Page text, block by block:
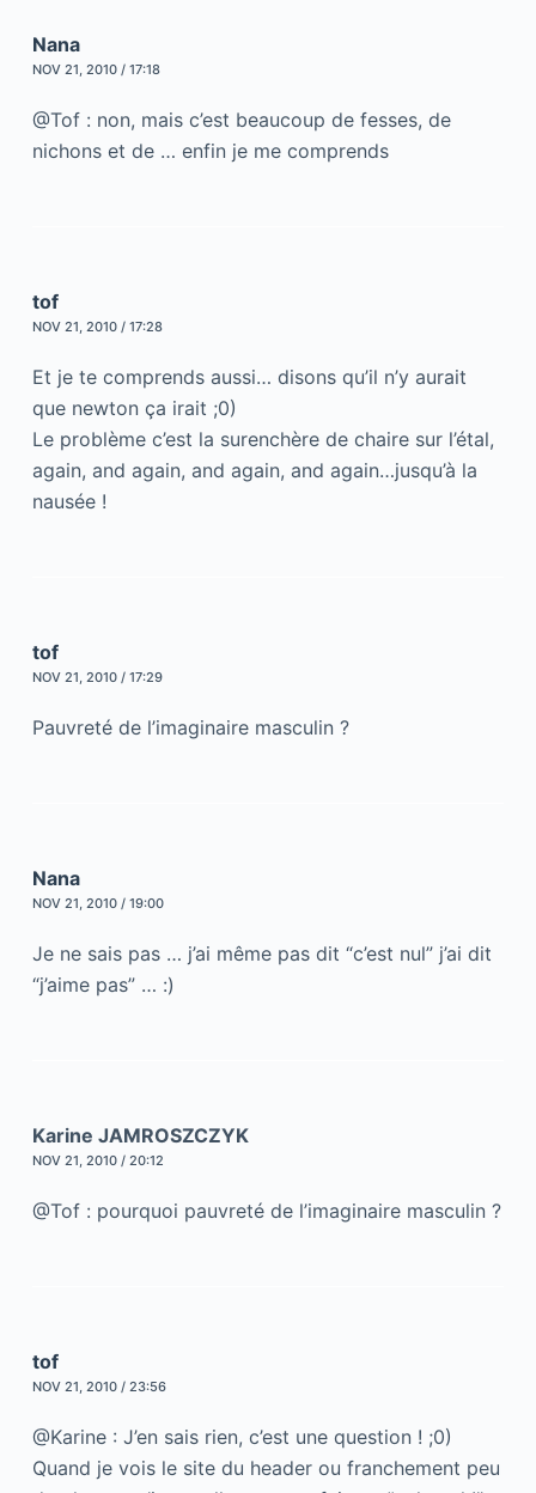
Nana
NOV 21, 2010 / 17:18
@Tof : non, mais c’est beaucoup de fesses, de
nichons et de … enfin je me comprends
tof
NOV 21, 2010 / 17:28
Et je te comprends aussi… disons qu’il n’y aurait
que newton ça irait ;0)
Le problème c’est la surenchère de chaire sur l’étal,
again, and again, and again, and again…jusqu’à la
nausée !
tof
NOV 21, 2010 / 17:29
Pauvreté de l’imaginaire masculin ?
Nana
NOV 21, 2010 / 19:00
Je ne sais pas … j’ai même pas dit “c’est nul” j’ai dit
“j’aime pas” … :)
Karine JAMROSZCZYK
NOV 21, 2010 / 20:12
@Tof : pourquoi pauvreté de l’imaginaire masculin ?
tof
NOV 21, 2010 / 23:56
@Karine : J’en sais rien, c’est une question ! ;0)
Quand je vois le site du header ou franchement peu